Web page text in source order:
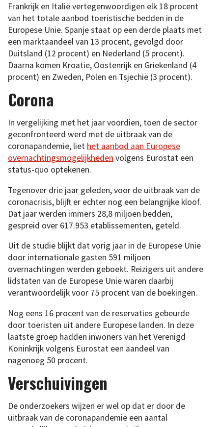
Frankrijk en Italië vertegenwoordigen elk 18 procent
van het totale aanbod toeristische bedden in de
Europese Unie. Spanje staat op een derde plaats met
een marktaandeel van 13 procent, gevolgd door
Duitsland (12 procent) en Nederland (5 procent).
Daarna komen Kroatië, Oostenrijk en Griekenland (4
procent) en Zweden, Polen en Tsjechië (3 procent).
Corona
In vergelijking met het jaar voordien, toen de sector
geconfronteerd werd met de uitbraak van de
coronapandemie, liet het aanbod aan Europese
overnachtingsmogelijkheden volgens Eurostat een
status-quo optekenen.
Tegenover drie jaar geleden, voor de uitbraak van de
coronacrisis, blijft er echter nog een belangrijke kloof.
Dat jaar werden immers 28,8 miljoen bedden,
gespreid over 617.953 etablissementen, geteld.
Uit de studie blijkt dat vorig jaar in de Europese Unie
door internationale gasten 591 miljoen
overnachtingen werden geboekt. Reizigers uit andere
lidstaten van de Europese Unie waren daarbij
verantwoordelijk voor 75 procent van de boekingen.
Nog eens 16 procent van de reservaties gebeurde
door toeristen uit andere Europese landen. In deze
laatste groep hadden inwoners van het Verenigd
Koninkrijk volgens Eurostat een aandeel van
nagenoeg 50 procent.
Verschuivingen
De onderzoekers wijzen er wel op dat er door de
uitbraak van de coronapandemie een aantal